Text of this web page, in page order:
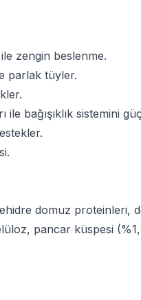
zengin beslenme.
parlak tüyler.
bağışıklık sistemini
domuz
pancar küspesi